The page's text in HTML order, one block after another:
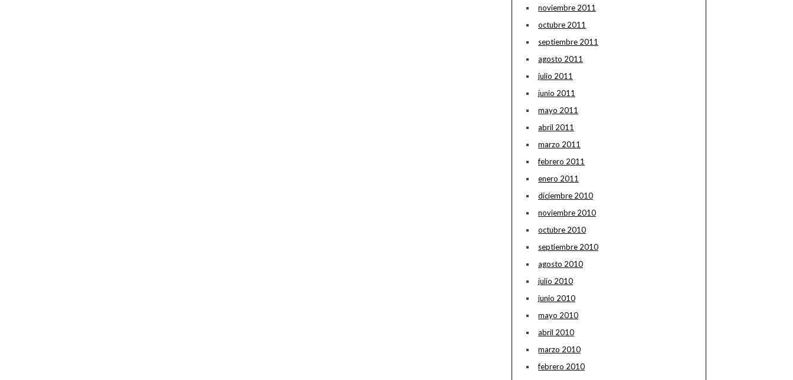
noviembre 2011
octubre 2011
septiembre 2011
agosto 2011
julio 2011
junio 2011
mayo 2011
abril 2011
marzo 2011
febrero 2011
enero 2011
diciembre 2010
noviembre 2010
octubre 2010
septiembre 2010
agosto 2010
julio 2010
junio 2010
mayo 2010
abril 2010
marzo 2010
febrero 2010